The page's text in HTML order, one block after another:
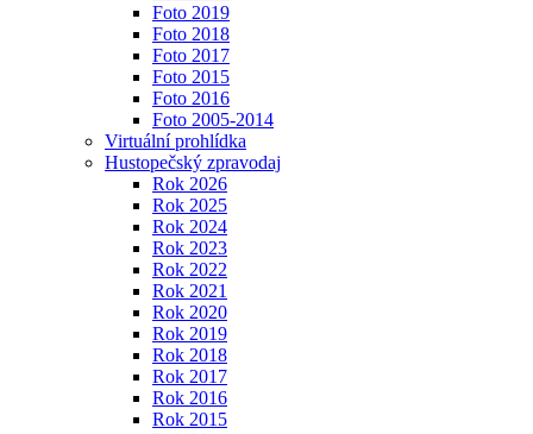
Foto 2019
Foto 2018
Foto 2017
Foto 2015
Foto 2016
Foto 2005-2014
Virtuální prohlídka
Hustopečský zpravodaj
Rok 2026
Rok 2025
Rok 2024
Rok 2023
Rok 2022
Rok 2021
Rok 2020
Rok 2019
Rok 2018
Rok 2017
Rok 2016
Rok 2015